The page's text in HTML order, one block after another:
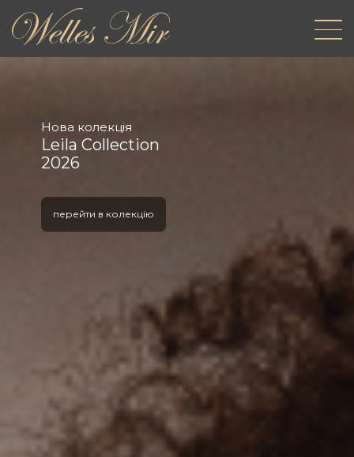
Нова колекція
Leila Collection
2026
перейти в колекцію